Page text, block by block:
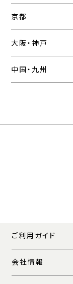
京都
大阪・神戸
中国・九州
ご利用ガイド
会社情報